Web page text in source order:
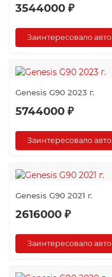
3544000 ₽
Заинтересовало авто
Genesis G90 2023 г.
5744000 ₽
Заинтересовало авто
Genesis G90 2021 г.
2616000 ₽
Заинтересовало авто